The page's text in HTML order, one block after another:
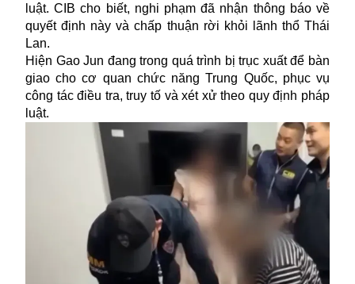
luật. CIB cho biết, nghi phạm đã nhận thông báo về
quyết định này và chấp thuận rời khỏi lãnh thổ Thái
Lan.
Hiện Gao Jun đang trong quá trình bị trục xuất để bàn
giao cho cơ quan chức năng Trung Quốc, phục vụ
công tác điều tra, truy tố và xét xử theo quy định pháp
luật.